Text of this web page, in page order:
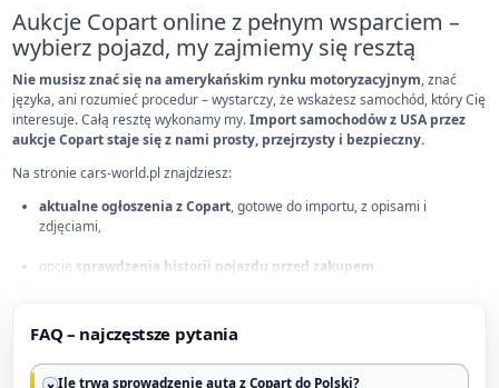
Aukcje Copart online z pełnym wsparciem –
wybierz pojazd, my zajmiemy się resztą
Nie musisz znać się na amerykańskim rynku motoryzacyjnym, znać
języka, ani rozumieć procedur – wystarczy, że wskażesz samochód, który Cię
interesuje. Całą resztę wykonamy my.Import samochodów z USA przez
aukcje Copart staje się z nami prosty, przejrzysty i bezpieczny.
Na stronie cars-world.pl znajdziesz:
aktualne ogłoszenia z Copart, gotowe do importu, z opisami i
zdjęciami,
opcję sprawdzenia historii pojazdu przed zakupem
Polsce.
Wielu naszych klientów nie korzystało wcześniej z aukcji – dziś wracają po
FAQ – najczęstsze pytania
Ile trwa sprowadzenie auta z Copart do Polski?